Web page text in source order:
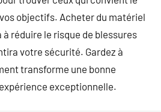
objectifs. Acheter du matériel
réduire le risque de blessures
votre sécurité. Gardez à
transforme une bonne
exceptionnelle.